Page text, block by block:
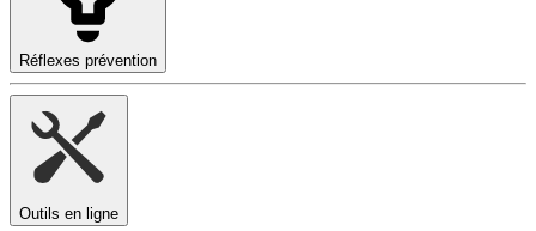
Réflexes prévention
Outils en ligne